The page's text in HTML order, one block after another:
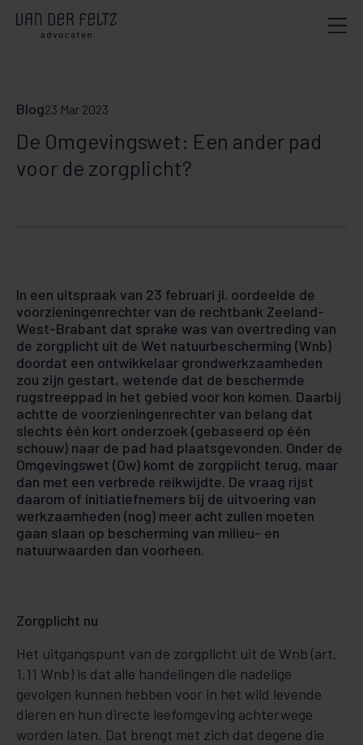
Blog23 Mar 2023
De Omgevingswet: Een ander pad
voor de zorgplicht?
In een uitspraak van 23 februari jl. oordeelde de
voorzieningenrechter van de rechtbank Zeeland-
West-Brabant dat sprake was van overtreding van
de zorgplicht uit de Wet natuurbescherming (Wnb)
doordat een ontwikkelaar grondwerkzaamheden
zou zijn gestart, wetende dat de beschermde
rugstreeppad in het gebied voor kon komen. Daarbij
achtte de voorzieningenrechter van belang dat
slechts één kort onderzoek (gebaseerd op één
schouw) naar de pad had plaatsgevonden. Onder de
Omgevingswet (Ow) komt de zorgplicht terug, maar
dan met een verbrede reikwijdte. De vraag rijst
daarom of initiatiefnemers bij de uitvoering van
werkzaamheden (nog) meer acht zullen moeten
gaan slaan op bescherming van milieu- en
natuurwaarden dan voorheen.
Zorgplicht nu
Het uitgangspunt van de zorgplicht uit de Wnb (art.
1.11 Wnb) is dat alle handelingen die nadelige
gevolgen kunnen hebben voor in het wild levende
dieren en hun directe leefomgeving achterwege
worden laten. Dat brengt met zich dat degene die